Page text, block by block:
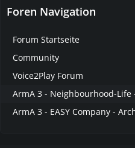
Foren Navigation
Forum Startseite
Community
Voice2Play Forum
ArmA 3 - Neighbourhood-Life
ArmA 3 - EASY Company -